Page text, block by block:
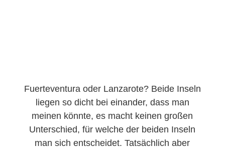
Fuerteventura oder Lanzarote? Beide Inseln
liegen so dicht bei einander, dass man
meinen könnte, es macht keinen großen
Unterschied, für welche der beiden Inseln
man sich entscheidet. Tatsächlich aber